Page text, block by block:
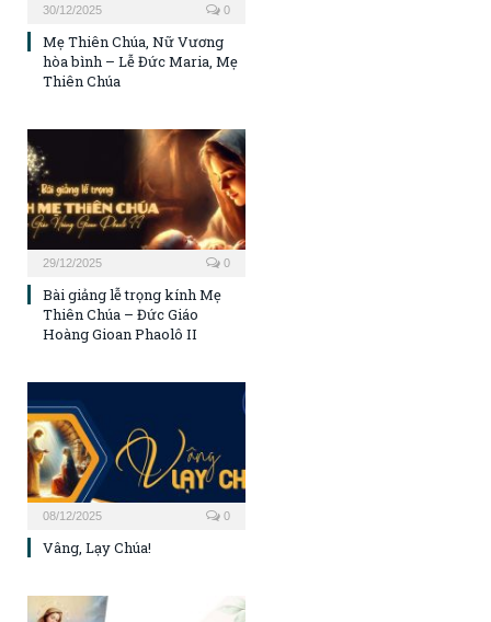
30/12/2025 0
Mẹ Thiên Chúa, Nữ Vương
hòa bình – Lễ Đức Maria, Mẹ
Thiên Chúa
29/12/2025 0
Bài giảng lễ trọng kính Mẹ
Thiên Chúa – Đức Giáo
Hoàng Gioan Phaolô II
08/12/2025 0
Vâng, Lạy Chúa!